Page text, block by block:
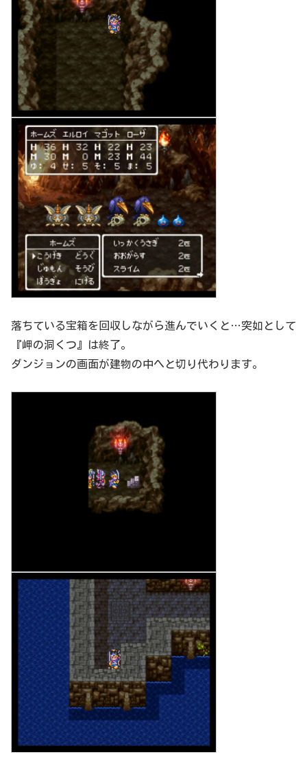
落ちている宝箱を回収しながら進んでいくと…突如として
『岬の洞くつ』は終了。
ダンジョンの画面が建物の中へと切り代わります。